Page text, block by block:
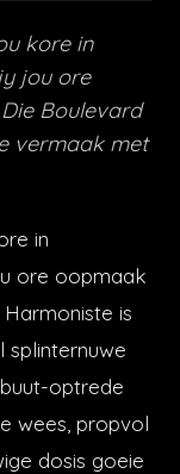
kore in
jou ore
Boulevard
vermaak met
in
ore oopmaak
is
optrede
wees, propvol
dosis goeie